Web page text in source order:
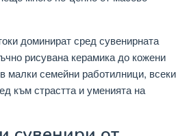
доминират сред сувенирната
рисувана керамика до кожени
малки семейни работилници, всеки
към страстта и уменията на